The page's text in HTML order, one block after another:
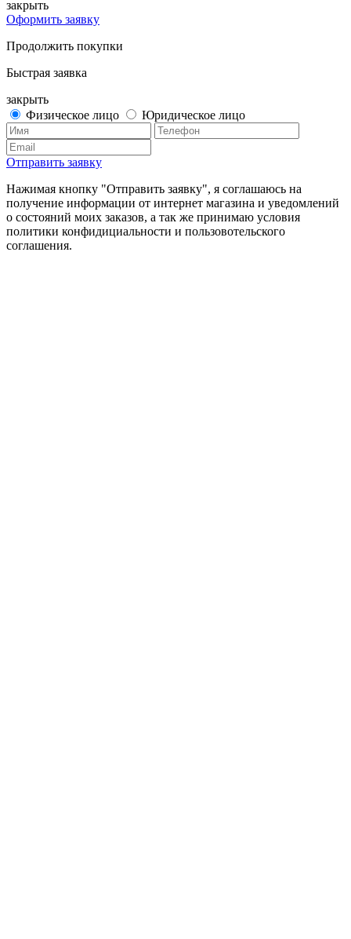
закрыть
Оформить заявку
Продолжить покупки
Быстрая заявка
закрыть
Физическое лицо
Юридическое лицо
Отправить заявку
Нажимая кнопку "Отправить заявку", я соглашаюсь на
получение информации от интернет магазина и уведомлений
о состояний моих заказов, а так же принимаю условия
политики конфидициальности и пользовотельского
соглашения.